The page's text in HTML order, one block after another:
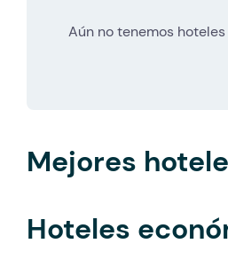
Aún no tenemos
Mejores
Hoteles